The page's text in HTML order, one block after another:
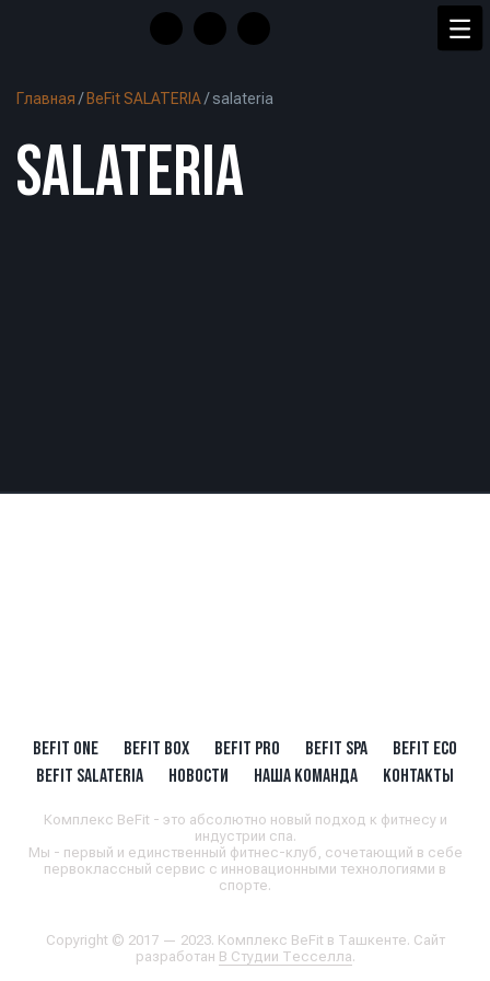
Главная / BeFit SALATERIA/salateria
SALATERIA
BEFIT ONE BEFIT BOX BEFIT PRO BEFIT SPA
BEFIT ECO
BEFIT SALATERIA
НОВОСТИ НАША КОМАНДА КОНТАКТЫ
Комплекс BeFit - это абсолютно новый подход к фитнесу и
индустрии спа.
Мы - первый и единственный фитнес-клуб, сочетающий в себе
первоклассный сервис с инновационными технологиями в
спорте.
Copyright © 2017 — 2023. Комплекс BeFit в Ташкенте. Сайт
разработан В Студии Тесселла.